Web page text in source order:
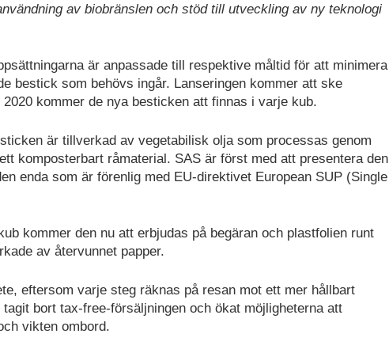
av biobränslen och stöd till utveckling av ny teknologi
är anpassade till respektive måltid för att minimera
bestick som behövs ingår. Lanseringen kommer att ske
kommer de nya besticken att finnas i varje kub.
är tillverkad av vegetabilisk olja som processas genom
komposterbart råmaterial. SAS är först med att presentera den
enda som är förenlig med EU-direktivet European SUP (Single
kommer den nu att erbjudas på begäran och plastfolien runt
av återvunnet papper.
eftersom varje steg räknas på resan mot ett mer hållbart
bort tax-free-försäljningen och ökat möjligheterna att
vikten ombord.